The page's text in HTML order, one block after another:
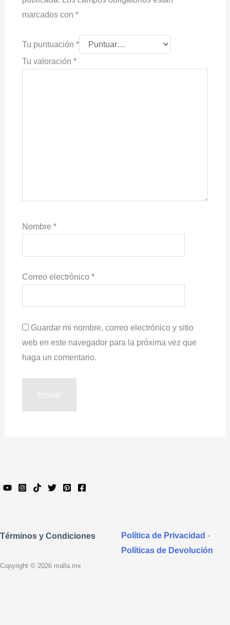
marcados con *
Tu puntuación *
Tu valoración *
Nombre *
Correo electrónico *
Guardar mi nombre, correo electrónico y sitio
web en este navegador para la próxima vez que
haga un comentario.
Términos y Condiciones Política de Privacidad -
Políticas de Devolución
Copyright © 2026 malla.mx